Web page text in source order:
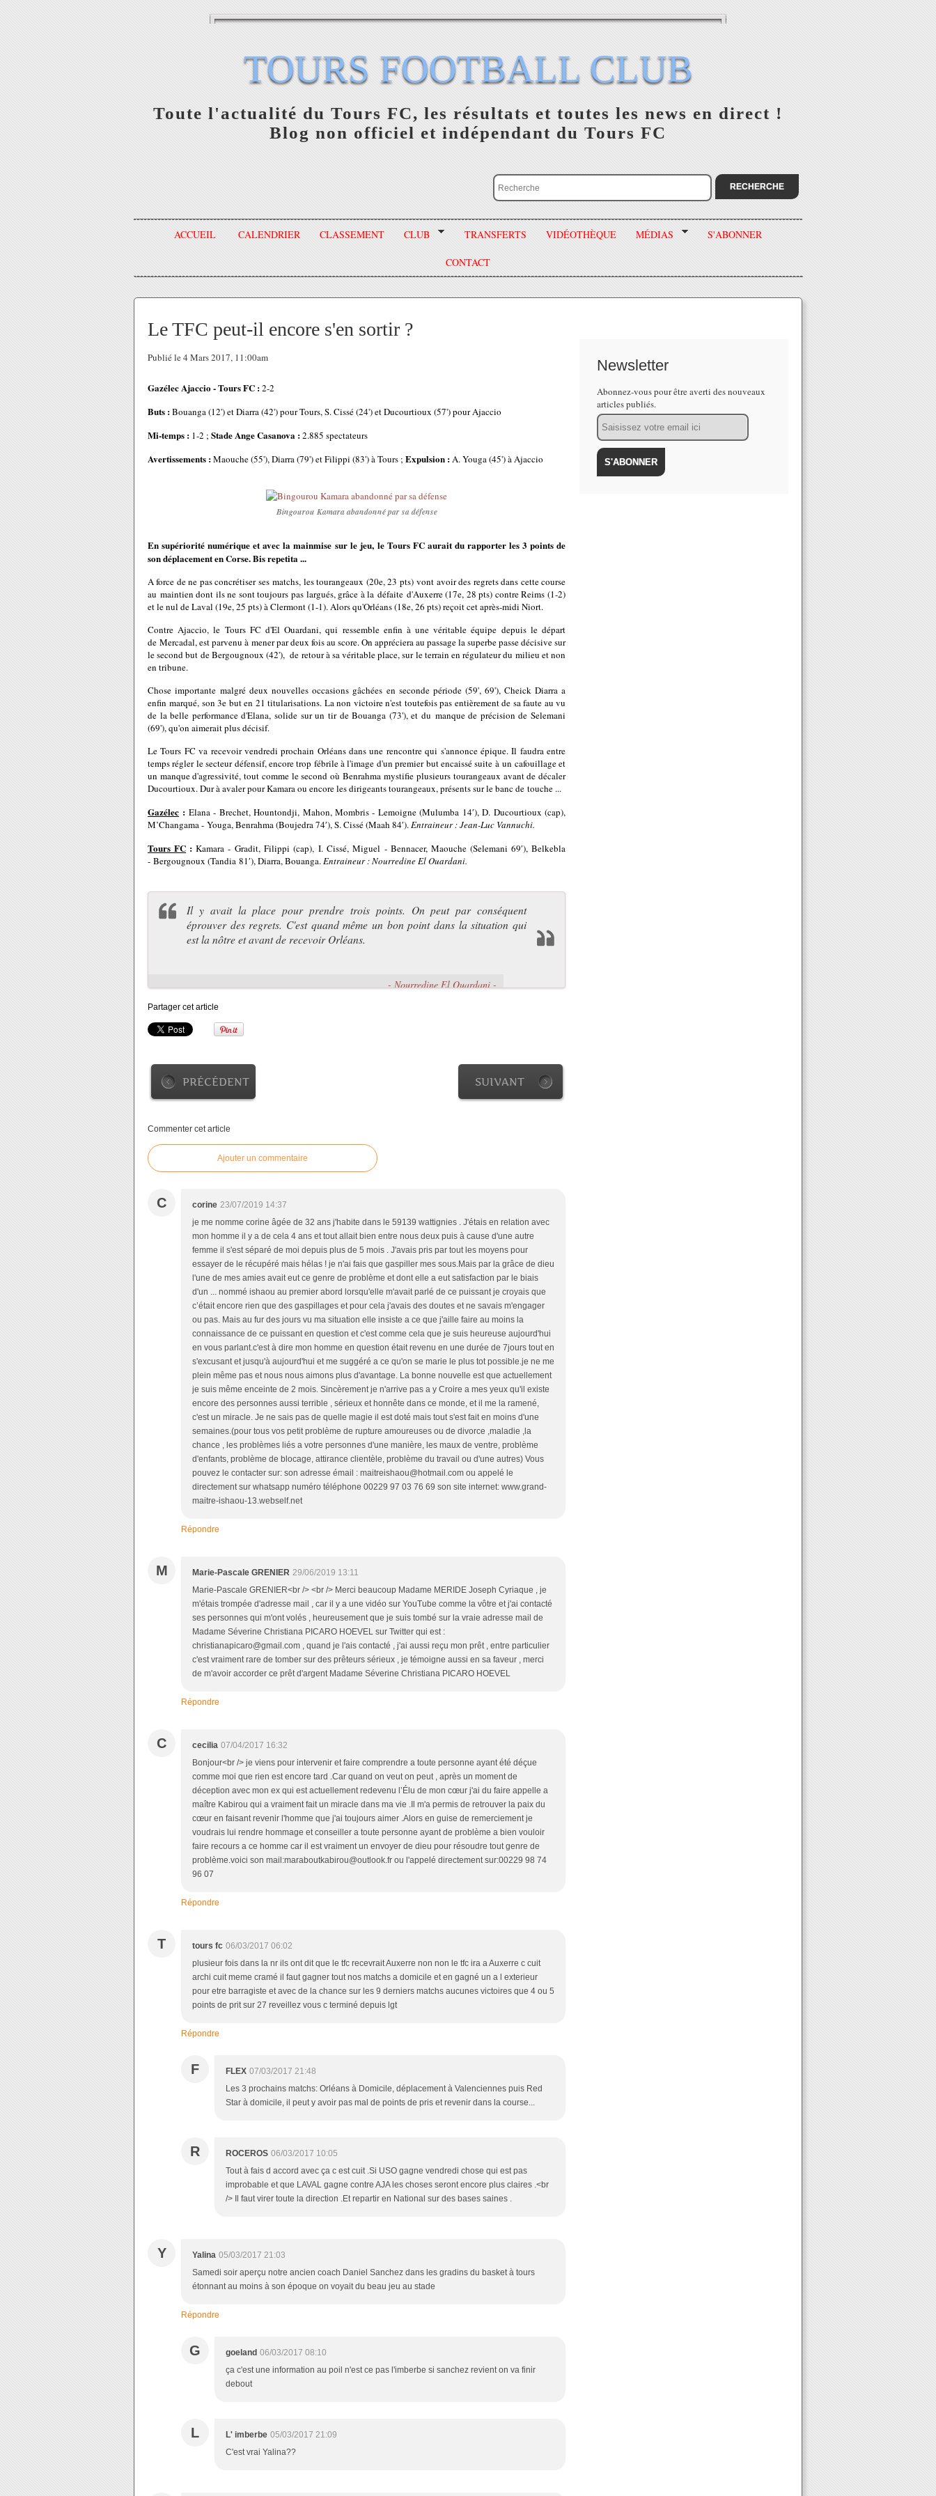
TOURS FOOTBALL CLUB
Toute l'actualité du Tours FC, les résultats et toutes les news en direct !
Blog non officiel et indépendant du Tours FC
ACCUEIL CALENDRIER CLASSEMENT CLUB TRANSFERTS VIDÉOTHÈQUE MÉDIAS S'ABONNER
CONTACT
Le TFC peut-il encore s'en sortir ?
Publié le 4 Mars 2017, 11:00am
Gazélec Ajaccio - Tours FC :2-2
Buts :Bouanga (12') et Diarra (42') pour Tours, S. Cissé (24') et Ducourtioux (57') pour Ajaccio
Mi-temps : 1-2 ; Stade Ange Casanova :2.885 spectateurs
Avertissements :Maouche (55'), Diarra (79') et Filippi (83') à Tours ; Expulsion :A. Youga (45') à Ajaccio
Bingourou Kamara abandonné par sa défense
En supériorité numérique et avec la mainmise sur le jeu, le Tours FC aurait du rapporter les 3 points de
son déplacement en Corse. Bis repetita ...
A force de ne pas concrétiser ses matchs, les tourangeaux (20e, 23 pts) vont avoir des regrets dans cette course
au maintien dont ils ne sont toujours pas largués, grâce à la défaite d'Auxerre (17e, 28 pts) contre Reims (1-2)
et le nul de Laval (19e, 25 pts) à Clermont (1-1). Alors qu'Orléans (18e, 26 pts) reçoit cet après-midi Niort.
Contre Ajaccio, le Tours FC d'El Ouardani, qui ressemble enfin à une véritable équipe depuis le départ
de Mercadal, est parvenu à mener par deux fois au score. On appréciera au passage la superbe passe décisive sur
le second but de Bergougnoux (42'), de retour à sa véritable place, sur le terrain en régulateur du milieu et non
en tribune.
Chose importante malgré deux nouvelles occasions gâchées en seconde période (59', 69'), Cheick Diarra a
enfin marqué, son 3e but en 21 titularisations. La non victoire n'est toutefois pas entièrement de sa faute au vu
de la belle performance d'Elana, solide sur un tir de Bouanga (73'), et du manque de précision de Selemani
(69'), qu'on aimerait plus décisif.
Le Tours FC va recevoir vendredi prochain Orléans dans une rencontre qui s'annonce épique. Il faudra entre
temps régler le secteur défensif, encore trop fébrile à l'image d'un premier but encaissé suite à un cafouillage et
un manque d'agressivité, tout comme le second où Benrahma mystifie plusieurs tourangeaux avant de décaler
Ducourtioux. Dur à avaler pour Kamara ou encore les dirigeants tourangeaux, présents sur le banc de touche ...
Gazélec : Elana - Brechet, Hountondji, Mahon, Mombris - Lemoigne (Mulumba 14′), D. Ducourtioux (cap),
M’Changama - Youga, Benrahma (Boujedra 74′), S. Cissé (Maah 84′).Entraineur : Jean-Luc Vannuchi.
Tours FC : Kamara - Gradit, Filippi (cap), I. Cissé, Miguel - Bennacer, Maouche (Selemani 69′), Belkebla
- Bergougnoux (Tandia 81′), Diarra, Bouanga.Entraineur : Nourredine El Ouardani.
Il y avait la place pour prendre trois points. On peut par conséquent
éprouver des regrets. C'est quand même un bon point dans la situation qui
est la nôtre et avant de recevoir Orléans.
- Nourredine El Ouardani -
Partager cet article
PRÉCÉDENT SUIVANT
Commenter cet article
Ajouter un commentaire
C corine 23/07/2019 14:37
je me nomme corine âgée de 32 ans j'habite dans le 59139 wattignies . J'étais en relation avec
mon homme il y a de cela 4 ans et tout allait bien entre nous deux puis à cause d'une autre
femme il s'est séparé de moi depuis plus de 5 mois . J'avais pris par tout les moyens pour
essayer de le récupéré mais hélas ! je n'ai fais que gaspiller mes sous.Mais par la grâce de dieu
l'une de mes amies avait eut ce genre de problème et dont elle a eut satisfaction par le biais
d'un ... nommé ishaou au premier abord lorsqu'elle m'avait parlé de ce puissant je croyais que
c’était encore rien que des gaspillages et pour cela j'avais des doutes et ne savais m'engager
ou pas. Mais au fur des jours vu ma situation elle insiste a ce que j'aille faire au moins la
connaissance de ce puissant en question et c'est comme cela que je suis heureuse aujourd'hui
en vous parlant.c'est à dire mon homme en question était revenu en une durée de 7jours tout en
s'excusant et jusqu'à aujourd'hui et me suggéré a ce qu'on se marie le plus tot possible.je ne me
plein même pas et nous nous aimons plus d'avantage. La bonne nouvelle est que actuellement
je suis même enceinte de 2 mois. Sincèrement je n'arrive pas a y Croire a mes yeux qu'il existe
encore des personnes aussi terrible , sérieux et honnête dans ce monde, et il me la ramené,
c'est un miracle. Je ne sais pas de quelle magie il est doté mais tout s'est fait en moins d'une
semaines.(pour tous vos petit problème de rupture amoureuses ou de divorce ,maladie ,la
chance , les problèmes liés a votre personnes d'une manière, les maux de ventre, problème
d'enfants, problème de blocage, attirance clientèle, problème du travail ou d'une autres) Vous
pouvez le contacter sur: son adresse émail : maitreishaou@hotmail.com ou appelé le
directement sur whatsapp numéro téléphone 00229 97 03 76 69 son site internet: www.grand-
maitre-ishaou-13.webself.net
Répondre
M Marie-Pascale GRENIER 29/06/2019 13:11
Marie-Pascale GRENIER<br /> <br /> Merci beaucoup Madame MERIDE Joseph Cyriaque , je
m'étais trompée d'adresse mail , car il y a une vidéo sur YouTube comme la vôtre et j'ai contacté
ses personnes qui m'ont volés , heureusement que je suis tombé sur la vraie adresse mail de
Madame Séverine Christiana PICARO HOEVEL sur Twitter qui est :
christianapicaro@gmail.com , quand je l'ais contacté , j'ai aussi reçu mon prêt , entre particulier
c'est vraiment rare de tomber sur des prêteurs sérieux , je témoigne aussi en sa faveur , merci
de m'avoir accorder ce prêt d'argent Madame Séverine Christiana PICARO HOEVEL
Répondre
C cecilia 07/04/2017 16:32
Bonjour<br /> je viens pour intervenir et faire comprendre a toute personne ayant été déçue
comme moi que rien est encore tard .Car quand on veut on peut , après un moment de
déception avec mon ex qui est actuellement redevenu l’Élu de mon cœur j'ai du faire appelle a
maître Kabirou qui a vraiment fait un miracle dans ma vie .Il m'a permis de retrouver la paix du
cœur en faisant revenir l'homme que j'ai toujours aimer .Alors en guise de remerciement je
voudrais lui rendre hommage et conseiller a toute personne ayant de problème a bien vouloir
faire recours a ce homme car il est vraiment un envoyer de dieu pour résoudre tout genre de
problème.voici son mail:maraboutkabirou@outlook.fr ou l'appelé directement sur:00229 98 74
96 07
Répondre
T tours fc 06/03/2017 06:02
plusieur fois dans la nr ils ont dit que le tfc recevrait Auxerre non non le tfc ira a Auxerre c cuit
archi cuit meme cramé il faut gagner tout nos matchs a domicile et en gagné un a l exterieur
pour etre barragiste et avec de la chance sur les 9 derniers matchs aucunes victoires que 4 ou 5
points de prit sur 27 reveillez vous c terminé depuis lgt
Répondre
F FLEX 07/03/2017 21:48
Les 3 prochains matchs: Orléans à Domicile, déplacement à Valenciennes puis Red
Star à domicile, il peut y avoir pas mal de points de pris et revenir dans la course...
R ROCEROS 06/03/2017 10:05
Tout à fais d accord avec ça c est cuit .Si USO gagne vendredi chose qui est pas
improbable et que LAVAL gagne contre AJA les choses seront encore plus claires .<br
/> Il faut virer toute la direction .Et repartir en National sur des bases saines .
Y Yalina 05/03/2017 21:03
Samedi soir aperçu notre ancien coach Daniel Sanchez dans les gradins du basket à tours
étonnant au moins à son époque on voyait du beau jeu au stade
Répondre
G goeland 06/03/2017 08:10
ça c'est une information au poil n'est ce pas l'imberbe si sanchez revient on va finir
debout
L L' imberbe 05/03/2017 21:09
C'est vrai Yalina??
Newsletter
Abonnez-vous pour être averti des nouveaux
articles publiés.
Email